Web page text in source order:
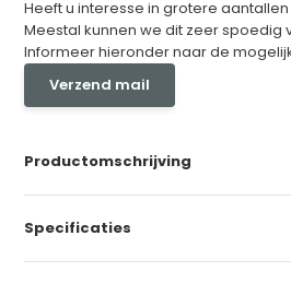
Heeft u interesse in grotere
Meestal kunnen we dit zeer spoedig
Informeer hieronder naar de
Verzend mail
Productomschrijving
Specificaties